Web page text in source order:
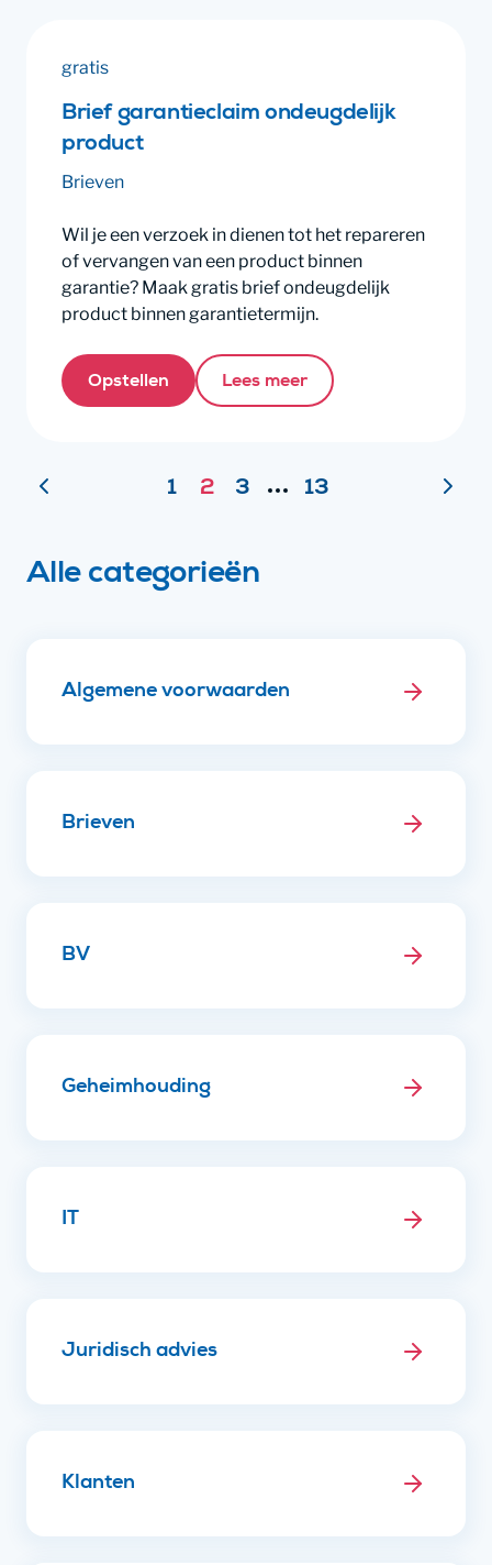
gratis
Brief garantieclaim ondeugdelijk
product
Brieven
Wil je een verzoek in dienen tot het repareren
of vervangen van een product binnen
garantie? Maak gratis brief ondeugdelijk
product binnen garantietermijn.
Opstellen Lees meer
Paginering 1 2 3 13
Alle categorieën
Algemene voorwaarden
Brieven
BV
Geheimhouding
IT
Juridisch advies
Klanten